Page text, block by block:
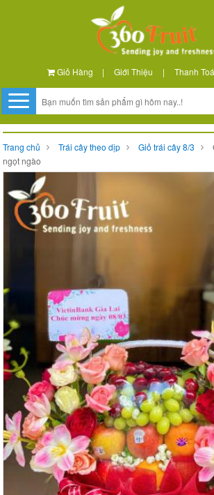
Giỏ Hàng | Giới Thiệu | Thanh
Trang chủ Trái cây theo dịp Giỏ trái cây 8/3
ngọt ngào